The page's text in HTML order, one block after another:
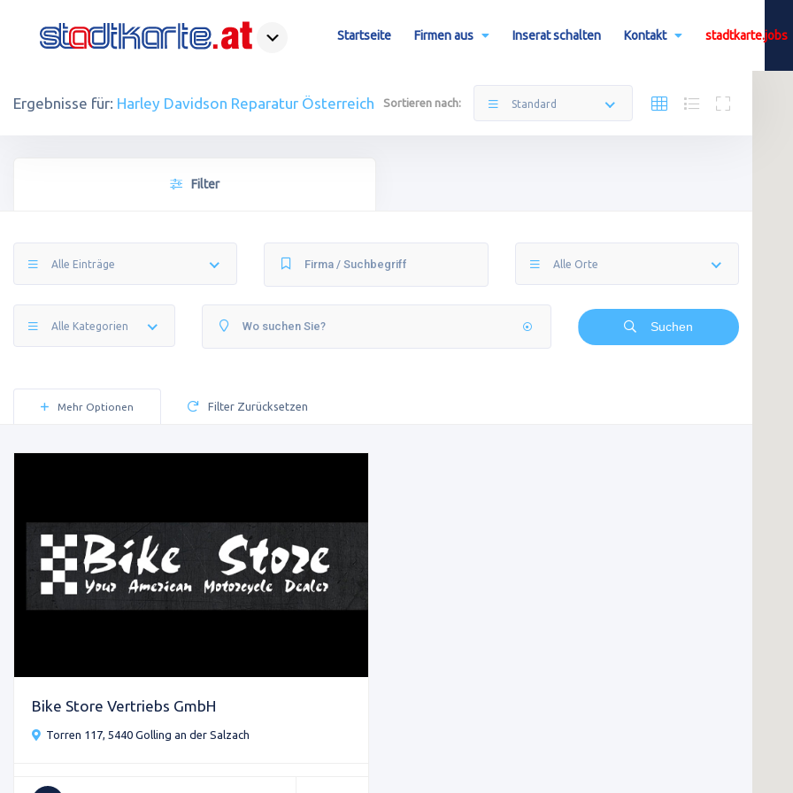
Startseite Firmen aus Inserat schalten Kontakt stadtkarte.jobs
Ergebnisse für: Harley Davidson Reparatur Österreich Sortieren nach: Standard
Filter
Alle Einträge Alle Orte
Alle Kategorien Suchen
Mehr Optionen Filter Zurücksetzen
Bike Store Vertriebs GmbH
Torren 117, 5440 Golling an der Salzach